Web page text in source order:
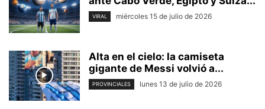
VIRAL miércoles 15 de julio de 2026
Alta en el cielo: la camiseta
gigante de Messi volvió a...
PROVINCIALES lunes 13 de julio de 2026